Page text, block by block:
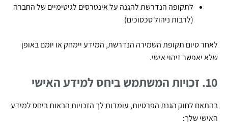
לתקופה הנדרשת להגנה על אינטרסים לגיטימיים של החברה
(לרבות ניהול סכסוכים)
לאחר סיום תקופת השמירה הנדרשת, המידע יימחק או יומם באופן
שלא יאפשר זיהוי אישי.
10. זכויות המשתמש ביחס למידע האישי
בהתאם לחוק הגנת הפרטיות, עומדות לך הזכויות הבאות ביחס למידע
האישי שלך: